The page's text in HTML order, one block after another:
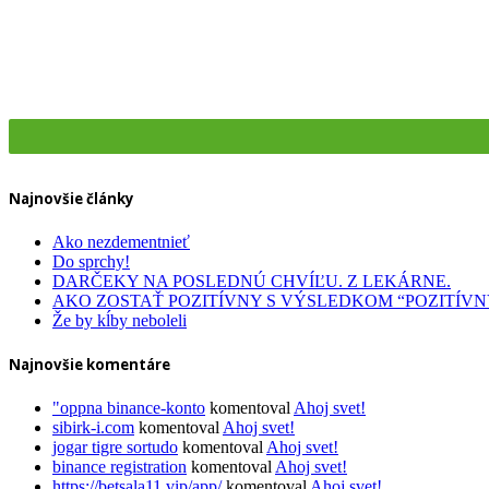
Najnovšie články
Ako nezdementnieť
Do sprchy!
DARČEKY NA POSLEDNÚ CHVÍĽU. Z LEKÁRNE.
AKO ZOSTAŤ POZITÍVNY S VÝSLEDKOM
Že by kĺby neboleli
Najnovšie komentáre
"oppna binance-konto komentoval Ahoj svet!
sibirk-i.com komentoval Ahoj svet!
jogar tigre sortudo komentoval Ahoj svet!
binance registration komentoval Ahoj svet!